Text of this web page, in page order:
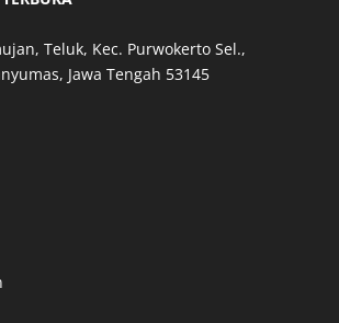
Teluk, Kec. Purwokerto Sel.,
Jawa Tengah 53145